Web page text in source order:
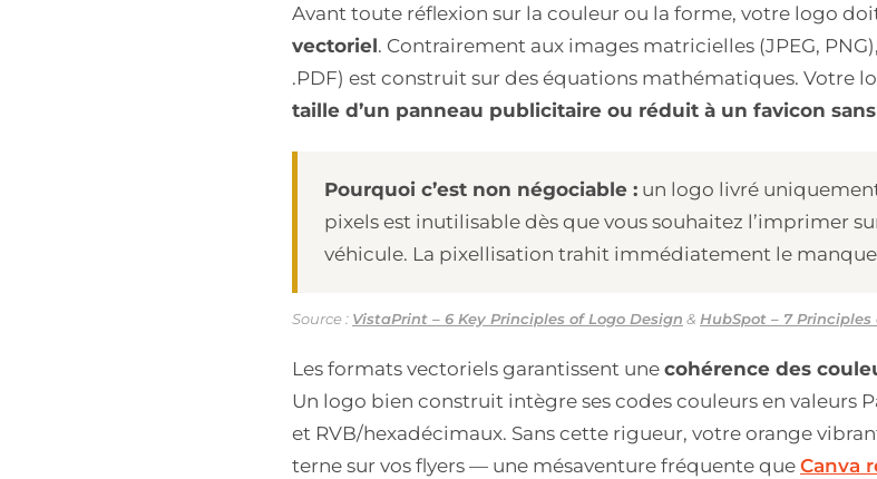
Avant toute réflexion sur la couleur ou la forme, votre logo
vectoriel. Contrairement aux images matricielles (JPEG,
.PDF) est construit sur des équations mathématiques. Votre
taille d’un panneau publicitaire ou réduit à un favicon
Pourquoi c’est non négociable : un logo livré
pixels est inutilisable dès que vous souhaitez l’imprimer
véhicule. La pixellisation trahit immédiatement le
Source : VistaPrint – 6 Key Principles of Logo Design & HubSpot – 7
Les formats vectoriels garantissent une cohérence des
Un logo bien construit intègre ses codes couleurs en valeurs
et RVB/hexadécimaux. Sans cette rigueur, votre orange
terne sur vos flyers — une mésaventure fréquente que Canva